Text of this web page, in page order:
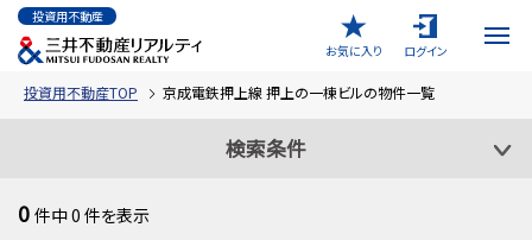
投資用不動産
お気に入り
ログイン
投資用不動産TOP 京成電鉄押上線 押上の一棟ビルの物件一覧
検索条件
0 件中0 件を表示